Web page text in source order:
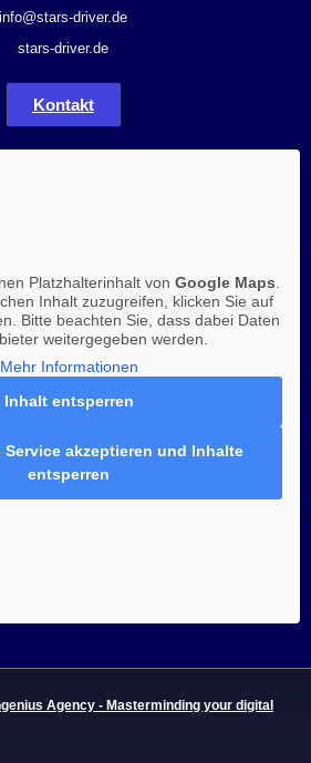
info@stars-driver.de
stars-driver.de
Kontakt
Platzhalterinhalt von Google Maps
Inhalt zuzugreifen, klicken Sie auf
Bitte beachten Sie, dass dabei Daten
weitergegeben werden.
Mehr Informationen
Inhalt entsperren
Service akzeptieren und Inhalte
entsperren
Agency - Masterminding your digital